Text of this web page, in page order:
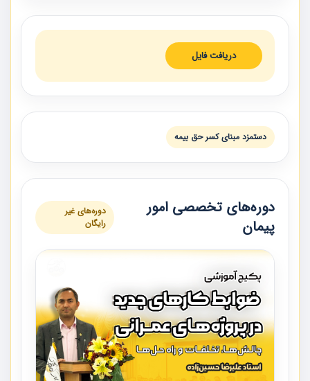
دریافت فایل
دستمزد مبنای کسر حق‏ بیمه
دوره‌های تخصصی امور
پیمان
دوره‌های غیر
رایگان